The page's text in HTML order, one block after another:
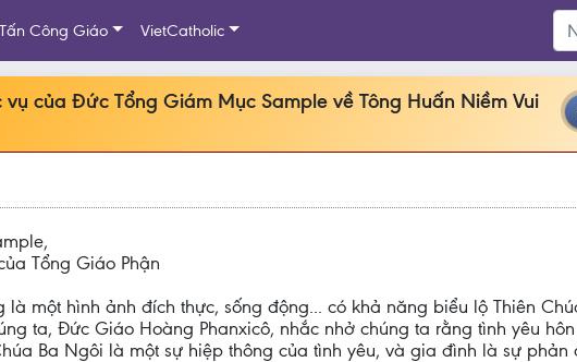
Công Giáo VietCatholic
của Đức Tổng Giám Mục Sample về Tông Huấn Niềm Vui
Tổng Giáo Phận
một hình ảnh đích thực, sống động... có khả năng biểu lộ Thiên
ta, Đức Giáo Hoàng Phanxicô, nhắc nhở chúng ta rằng tình yêu
Ba Ngôi là một sự hiệp thông của tình yêu, và gia đình là sự